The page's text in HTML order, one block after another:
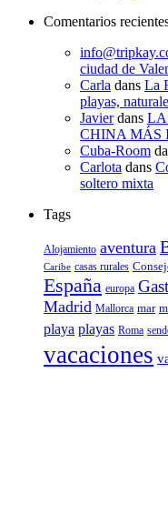
Comentarios
ciudad de
Carla dans La
playas,
Javierdans
CHINA MÁS
Cuba-Room
Carlota dans
soltero mixta
Tags
Alojamiento aventura
Caribe casas rurales
España europa
Madrid Mallorca mar
playa playas Roma
vacaciones